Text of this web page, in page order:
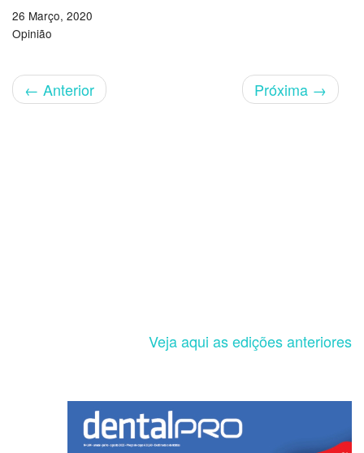
26 Março, 2020
Opinião
← Anterior Próxima →
Veja aqui as edições anteriores